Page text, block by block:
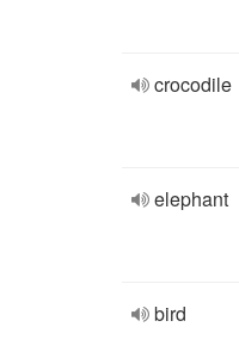
crocodile
elephant
bird